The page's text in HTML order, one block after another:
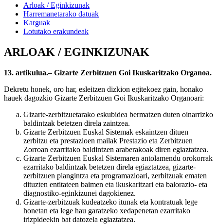
Arloak / Eginkizunak
Harremanetarako datuak
Karguak
Lotutako erakundeak
ARLOAK / EGINKIZUNAK
13. artikulua.– Gizarte Zerbitzuen Goi Ikuskaritzako Organoa.
Dekretu honek, oro har, esleitzen dizkion egitekoez gain, honako
hauek dagozkio Gizarte Zerbitzuen Goi Ikuskaritzako Organoari:
Gizarte-zerbitzuetarako eskubidea bermatzen duten oinarrizko
baldintzak betetzen direla zaintzea.
Gizarte Zerbitzuen Euskal Sistemak eskaintzen dituen
zerbitzu eta prestazioen mailak Prestazio eta Zerbitzuen
Zorroan ezarritako baldintzen araberakoak diren egiaztatzea.
Gizarte Zerbitzuen Euskal Sistemaren antolamendu orokorrak
ezarritako baldintzak betetzen direla egiaztatzea, gizarte-
zerbitzuen plangintza eta programazioari, zerbitzuak ematen
dituzten entitateen baimen eta ikuskaritzari eta balorazio- eta
diagnostiko-eginkizunei dagokienez.
Gizarte-zerbitzuak kudeatzeko itunak eta kontratuak lege
honetan eta lege hau garatzeko xedapenetan ezarritako
irizpideekin bat datozela egiaztatzea.